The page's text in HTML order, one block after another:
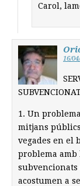
Carol,
16/
1. Un
mitjans
vegades en el
problema
subvencionats
acostumen a